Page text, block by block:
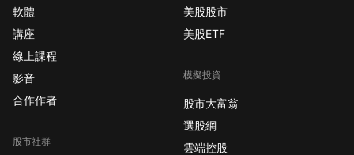
軟體
講座
線上課程
影音
合作作者
股市社群
美股股市
美股ETF
模擬投資
股市大富翁
選股網
雲端控股